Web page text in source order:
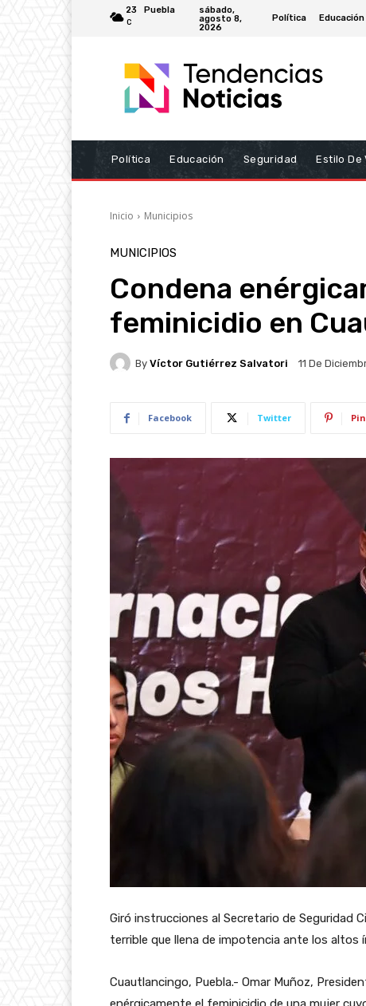
23
C
Puebla
sábado,
agosto 8,
2026
Política Educación
Política Educación Seguridad Estilo De
Inicio Municipios
MUNICIPIOS
Condena
feminicidio en
By Víctor Gutiérrez Salvatori 11 De
Facebook Twitter
Giró instrucciones al Secretario de Seguridad
terrible que llena de impotencia ante los altos
Cuautlancingo, Puebla.- Omar Muñoz,